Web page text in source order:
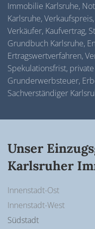
Immobilie Karlsruhe,
Karlsruhe,
Verkäufer, Kaufvertrag,
Grundbuch Karlsruhe,
Ertragswertverfahren,
Spekulationsfrist,
Grunderwerbsteuer,
Sachverständiger
Unser
Karlsruher
Innenstadt-Ost
Innenstadt-West
Südstadt